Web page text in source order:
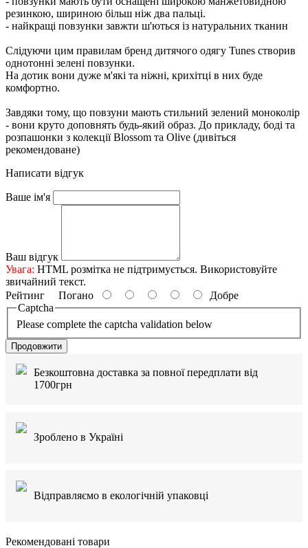
резинкою, шириною більш ніж два пальці.
- найкращі повзунки завжти ш'ються із натуральних тканин
Слідуючи цим правилам бренд дитячого одягу Tunes створив
однотонні зелені повзунки.
На дотик вони дуже м'які та ніжні, крихітці в них буде
комфортно.
Завдяки тому, що повзуни мають стильний зелений моноколір
- вони круто доповнять будь-який образ. До прикладу, боді та
розпашонки з колекції Blossom та Olive (дивіться
рекомендоване)
Написати відгук
Ваше ім'я
Ваш відгук
Увага: HTML розмітка не підтримується. Використовуйте
звичайний текст.
Рейтинг Погано
Добре
Captcha
Please complete the captcha validation below
Продовжити
Безкоштовна доставка за повної передплати від
1700грн
Зроблено в Україні
Відправляємо в екологічній упаковці
Рекомендовані товари